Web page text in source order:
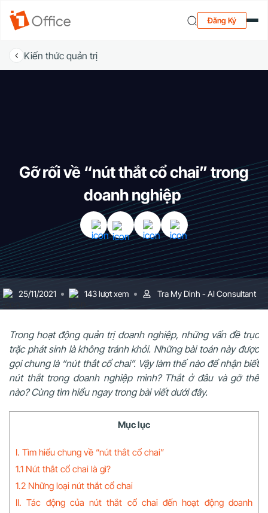
Đăng Ký
Kiến thức quản trị
Gỡ rối về “nút thắt cổ chai” trong
doanh nghiệp
25/11/2021 143 lượt xem Tra My Dinh - AI Consultant
Trong hoạt động quản trị doanh nghiệp, những vấn đề trục
trặc phát sinh là không tránh khỏi. Những bài toán này được
gọi chung là “nút thắt cổ chai”. Vậy làm thế nào để nhận biết
nút thắt trong doanh nghiệp mình? Thắt ở đâu và gỡ thế
nào? Cùng tìm hiểu ngay trong bài viết dưới đây.
Mục lục
I. Tìm hiểu chung về “nút thắt cổ chai”
1.1 Nút thắt cổ chai là gì?
1.2 Những loại nút thắt cổ chai
II. Tác động của nút thắt cổ chai đến hoạt động doanh